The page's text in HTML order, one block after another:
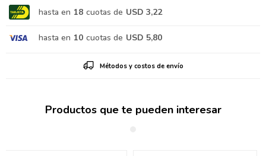
hasta en 18 cuotas de USD 3,22
hasta en 10 cuotas de USD 5,80
Métodos y costos de envío
Productos que te pueden interesar